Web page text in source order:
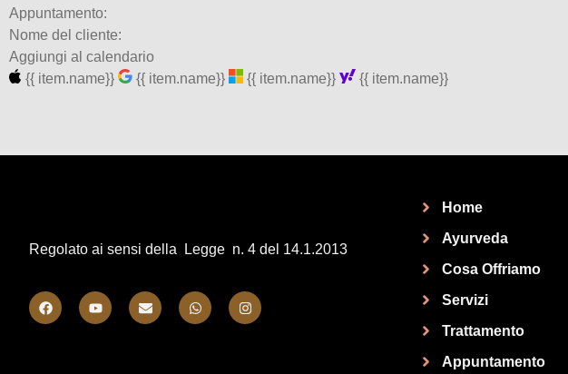
Appuntamento:
Nome del cliente:
Aggiungi al calendario
{{ item.name}}
{{ item.name}} {{ item.name}} {{ item.name}}
Regolato ai sensi della Legge n. 4 del 14.1.2013
Home
Ayurveda
Cosa Offriamo
Servizi
Trattamento
Appuntamento